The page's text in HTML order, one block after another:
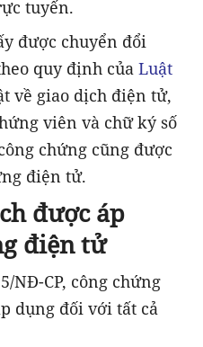
tuyến.
được chuyển đổi
quy định của Luật
về giao dịch điện tử,
viên và chữ ký số
chứng cũng được
điện tử.
được áp
điện tử
NĐ-CP, công chứng
dụng đối với tất cả